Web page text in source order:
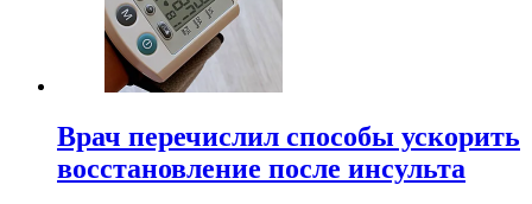
Врач перечислил способы ускорить
восстановление после инсульта